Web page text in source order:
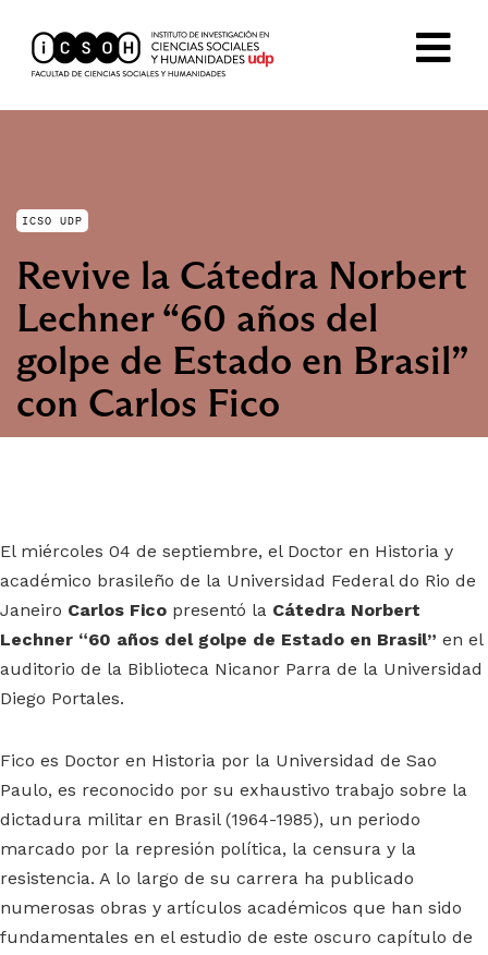
ICSO UDP
Revive la Cátedra Norbert
Lechner “60 años del
golpe de Estado en Brasil”
con Carlos Fico
El miércoles 04 de septiembre, el Doctor en Historia y
académico brasileño de la Universidad Federal do Rio de
Janeiro Carlos Fico presentó la Cátedra Norbert
Lechner “60 años del golpe de Estado en Brasil” en el
auditorio de la Biblioteca Nicanor Parra de la Universidad
Diego Portales.
Fico es Doctor en Historia por la Universidad de Sao
Paulo, es reconocido por su exhaustivo trabajo sobre la
dictadura militar en Brasil (1964-1985), un periodo
marcado por la represión política, la censura y la
resistencia. A lo largo de su carrera ha publicado
numerosas obras y artículos académicos que han sido
fundamentales en el estudio de este oscuro capítulo de